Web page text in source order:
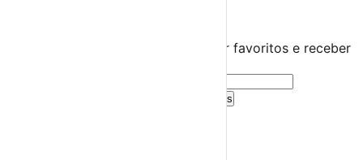
Cria uma conta gratuita para guardar favoritos e receber
Criar Conta Grátis